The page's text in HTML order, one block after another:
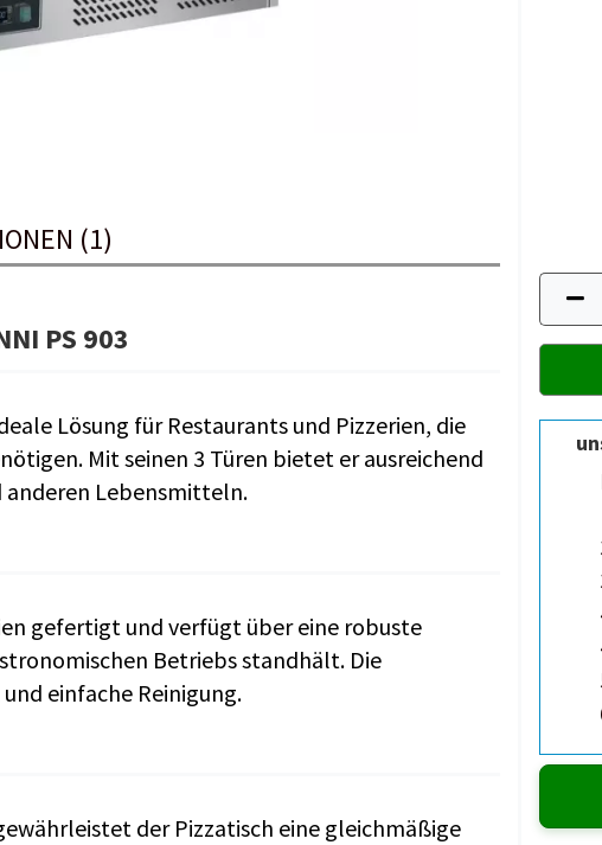
(1)
PS 903
Lösung für Restaurants und Pizzerien, die
Mit seinen 3 Türen bietet er ausreichend
anderen Lebensmitteln.
gefertigt und verfügt über eine robuste
Betriebs standhält. Die
einfache Reinigung.
der Pizzatisch eine gleichmäßige